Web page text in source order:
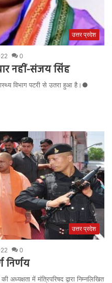
उत्तर प्रदेश
0
नहीं-संजय सिंह
विभाग पटरी से उतरा हुआ है।●
उत्तर प्रदेश
0
निर्णय
में मंत्रिपरिषद द्वारा निम्नलिखित